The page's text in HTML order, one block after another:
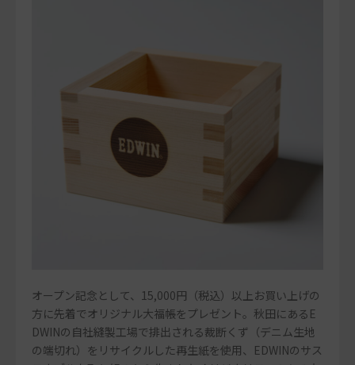
オープン記念として、15,000円（税込）以上お買い上げの
方に先着でオリジナル大福帳をプレゼント。秋田にあるE
DWINの自社縫製工場で排出される裁断くず（デニム生地
の端切れ）をリサイクルした再生紙を使用、EDWINのサス